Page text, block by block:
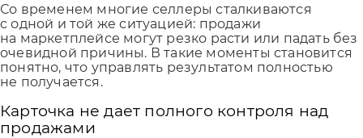
Со временем многие селлеры сталкиваются
с одной и той же ситуацией: продажи
на маркетплейсе могут резко расти или падать без
очевидной причины. В такие моменты становится
понятно, что управлять результатом полностью
не получается.
Карточка не дает полного контроля над
продажами